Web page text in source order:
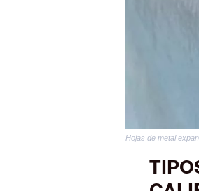
Hojas de metal